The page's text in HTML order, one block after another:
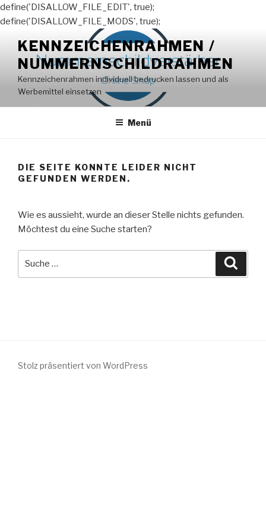
define('DISALLOW_FILE_EDIT', true);
define('DISALLOW_FILE_MODS', true);
Inhalt
springen
KENNZEICHENRAHMEN /
NUMMERNSCHILDRAHMEN
Kennzeichenrahmen individuell bedrucken lassen und als
Werbemittel einsetzen
Menü
DIE SEITE KONNTE LEIDER NICHT
GEFUNDEN WERDEN.
Wie es aussieht, wurde an dieser Stelle nichts gefunden.
Möchtest du eine Suche starten?
Stolz präsentiert von WordPress